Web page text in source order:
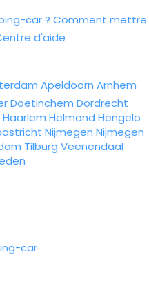
car ? Comment mettre
d'aide
Apeldoorn Arnhem
Doetinchem Dordrecht
Haarlem Helmond Hengelo
Nijmegen Nijmegen
Tilburg Veenendaal
car